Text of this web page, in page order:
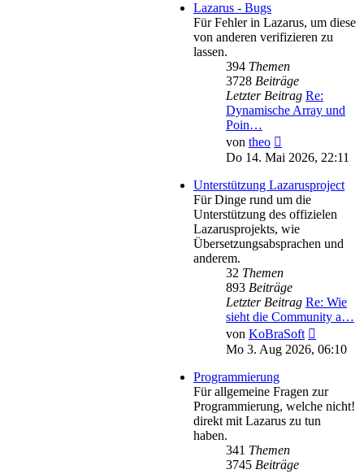
Lazarus - Bugs
Für Fehler in Lazarus, um diese
von anderen verifizieren zu
lassen.
394 Themen
3728 Beiträge
Letzter Beitrag Re:
Dynamische Array und
Poin…
von theo
Beitrag
Do 14. Mai 2026, 22:11
Unterstützung Lazarusproject
Für Dinge rund um die
Unterstützung des offizielen
Lazarusprojekts, wie
Übersetzungsabsprachen und
anderem.
32 Themen
893 Beiträge
Letzter Beitrag Re: Wie
sieht die Community a…
von KoBraSoft
Beitrag
Mo 3. Aug 2026, 06:10
Programmierung
Für allgemeine Fragen zur
Programmierung, welche nicht!
direkt mit Lazarus zu tun
haben.
341 Themen
3745 Beiträge